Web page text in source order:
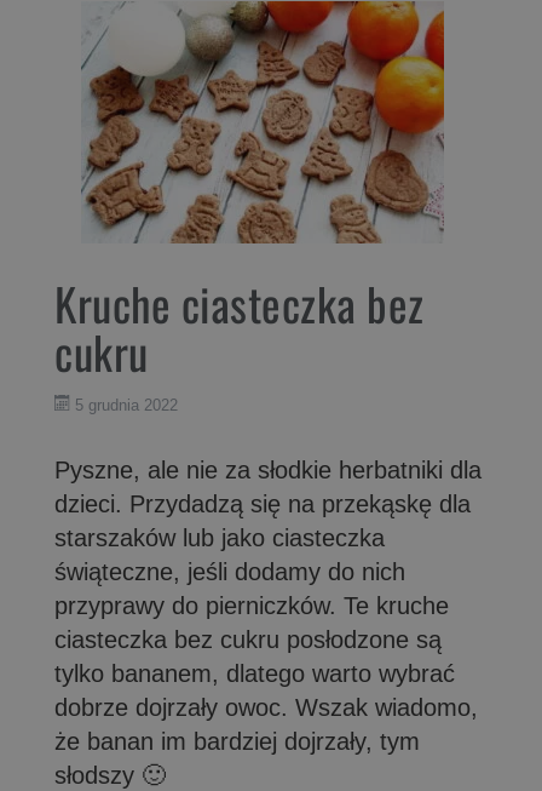
Kruche ciasteczka bez
cukru
5 grudnia 2022
Pyszne, ale nie za słodkie herbatniki dla
dzieci. Przydadzą się na przekąskę dla
starszaków lub jako ciasteczka
świąteczne, jeśli dodamy do nich
przyprawy do pierniczków. Te kruche
ciasteczka bez cukru posłodzone są
tylko bananem, dlatego warto wybrać
dobrze dojrzały owoc. Wszak wiadomo,
że banan im bardziej dojrzały, tym
słodszy 🙂